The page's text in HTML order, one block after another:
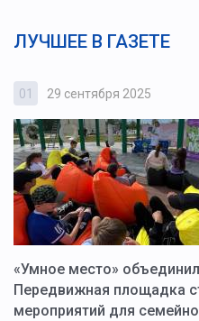
ЛУЧШЕЕ В ГАЗЕТЕ
01 29 сентября 2025
«Умное место»
Передвижная площадка
мероприятий для